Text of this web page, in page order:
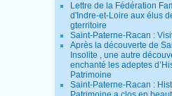
Lettre de la Fédération
d'Indre-et-Loire aux élus
gterritoire
Saint-Paterne-Racan :
Après la découverte de
Insolite , une autre
enchanté les adeptes
Patrimoine
Saint-Paterne-Racan :